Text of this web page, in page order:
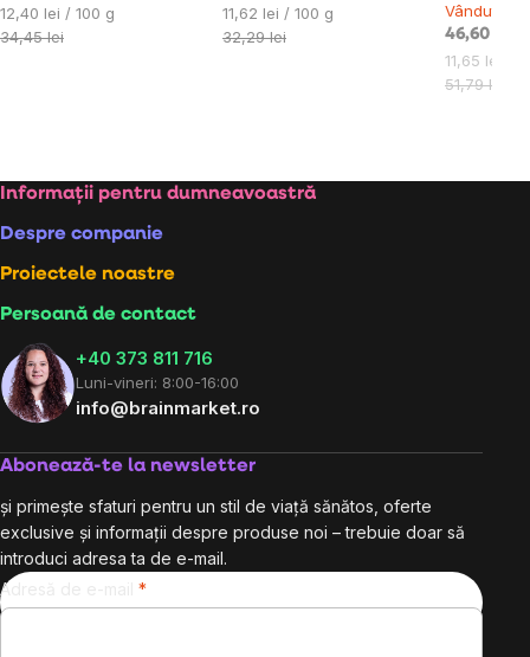
Evaluare
preţ:
12,40 lei / 100 g
34,45 lei
Evaluare
preţ:
11,62 lei / 100 g
32,29 lei
Vândut
46,60 lei
Evaluare
preţ:
11,65 lei /
51,79 lei
Subsol
Informații pentru dumneavoastră
Despre companie
Proiectele noastre
Persoană de contact
+40 373 811 716
Luni-vineri: 8:00-16:00
info@brainmarket.ro
Abonează-te la newsletter
și primește sfaturi pentru un stil de viață sănătos, oferte
exclusive și informații despre produse noi – trebuie doar să
introduci adresa ta de e-mail.
Adresă de e-mail